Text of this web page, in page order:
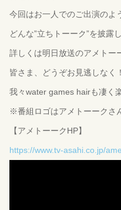
今回はお一人でのご出演のよ
どんな”立ちトーーク”を披露
詳しくは明日放送のアメトー
皆さま、どうぞお見逃しなく！
我々water games hairも凄く
※番組ロゴはアメトーークさ
【アメトーークHP】
https://www.tv-asahi.co.jp/